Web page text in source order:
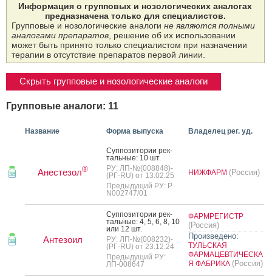
Информация о групповых и нозологических аналогах
предназначена только для специалистов.
Групповые и нозологические аналоги не являются полными
аналогами препаратов , решение об их использовании
может быть принято только специалистом при назначении
терапии в отсутствие препаратов первой линии.
Скрыть групповые и нозологические аналоги
Групповые аналоги: 11
Название Форма выпуска Владелец рег. уд.
Анестезол®
Суп­по­зито­рии рек­
таль­ные: 10 шт.
РУ: ЛП-№(008848)-
(РГ-RU) от 13.02.25
Предыдущий РУ: Р
N002747/01
НИЖФАРМ (Россия)
Антезоил
Суп­по­зито­рии рек­
таль­ные: 4, 5, 6, 8, 10
или 12 шт.
РУ: ЛП-№(008232)-
(РГ-RU) от 23.12.24
Предыдущий РУ:
ЛП-008647
ФАРМРЕГИСТР
(Россия)
Произведено:
ТУЛЬСКАЯ
ФАРМАЦЕВТИЧЕСКА
Я ФАБРИКА (Россия)